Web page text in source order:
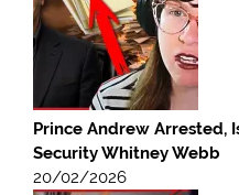
Prince Andrew Arrested,
Security Whitney Webb
20/02/2026